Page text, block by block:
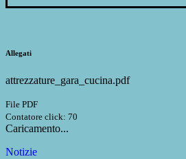
Allegati
attrezzature_gara_cucina.pdf
File PDF
Contatore click: 70
Caricamento...
Notizie